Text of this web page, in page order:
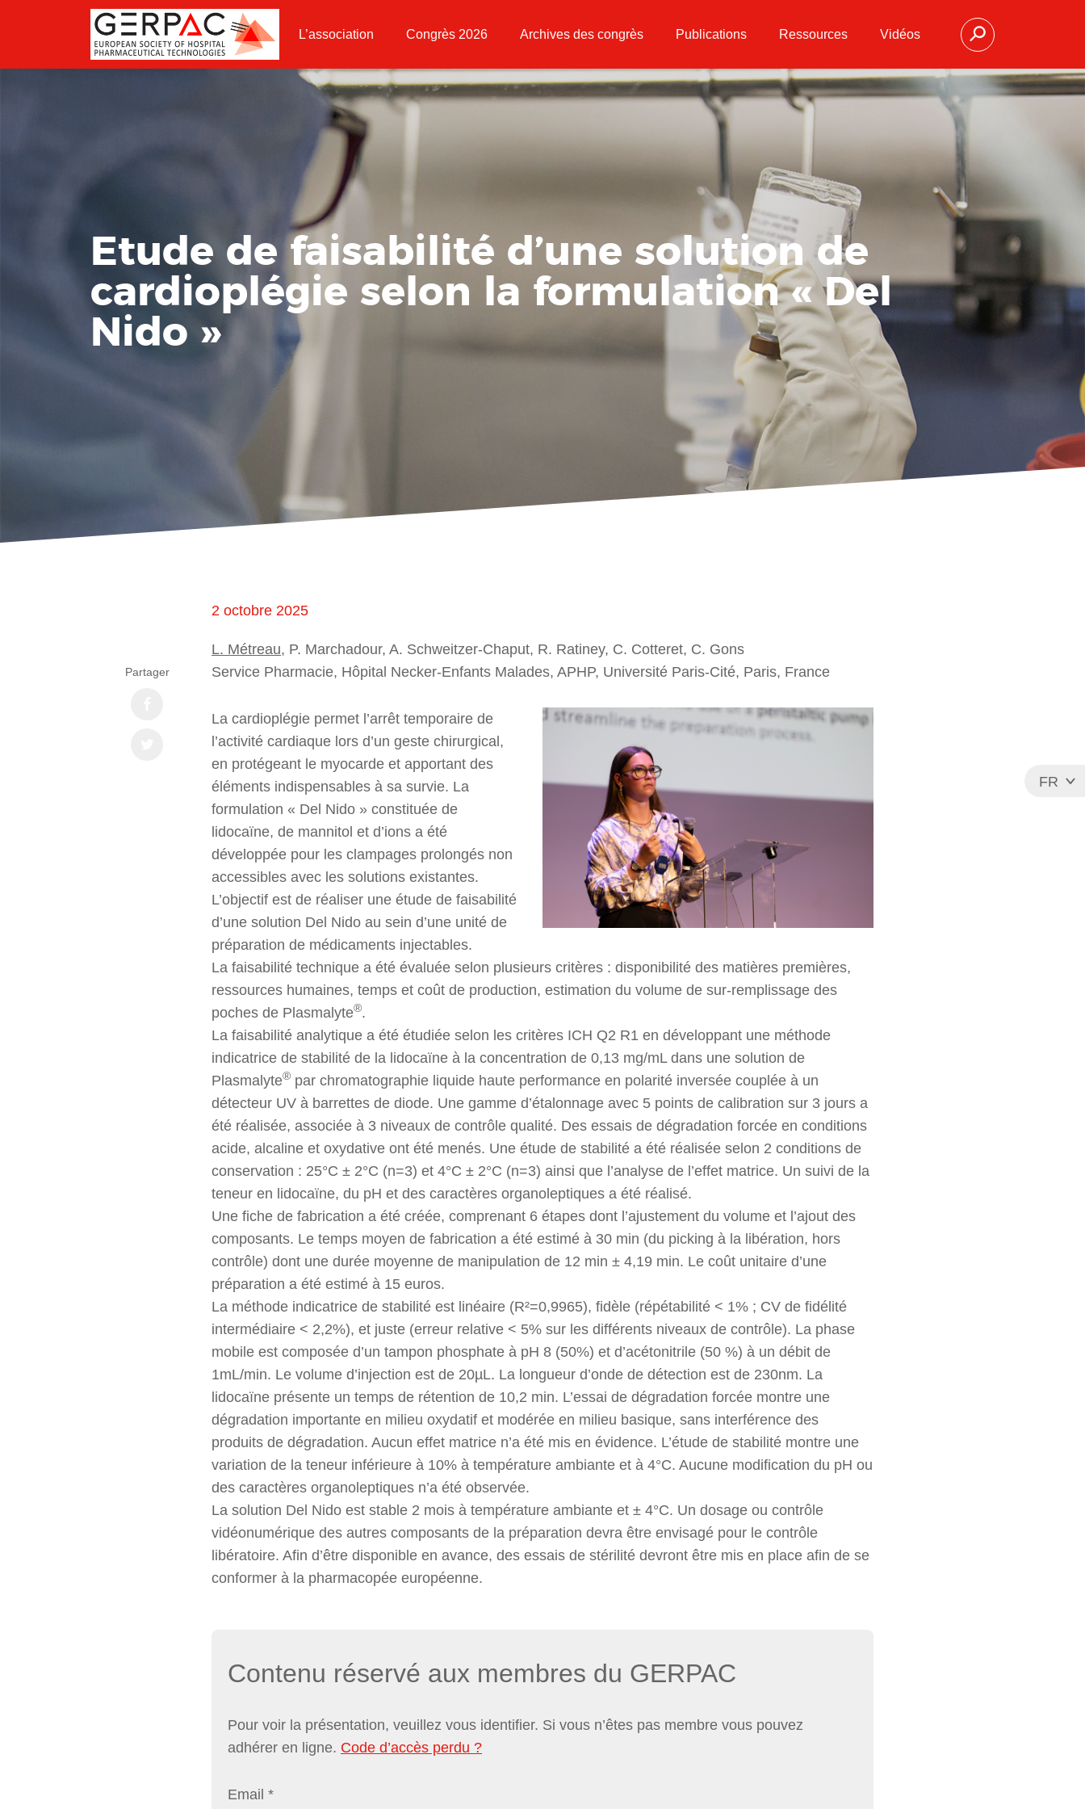
L’association Congrès 2026 Archives des congrès Publications Ressources Vidéos
FR
Etude de faisabilité d’une solution de
cardioplégie selon la formulation « Del
Nido »
2 octobre 2025
L. Métreau, P. Marchadour, A. Schweitzer-Chaput, R. Ratiney, C. Cotteret, C. Gons
Service Pharmacie, Hôpital Necker-Enfants Malades, APHP, Université Paris-Cité, Paris, France
La cardioplégie permet l’arrêt temporaire de
l’activité cardiaque lors d’un geste chirurgical,
en protégeant le myocarde et apportant des
éléments indispensables à sa survie. La
formulation « Del Nido » constituée de
lidocaïne, de mannitol et d’ions a été
développée pour les clampages prolongés non
accessibles avec les solutions existantes.
L’objectif est de réaliser une étude de faisabilité
d’une solution Del Nido au sein d’une unité de
préparation de médicaments injectables.
La faisabilité technique a été évaluée selon plusieurs critères : disponibilité des matières premières,
ressources humaines, temps et coût de production, estimation du volume de sur-remplissage des
poches de Plasmalyte®.
La faisabilité analytique a été étudiée selon les critères ICH Q2 R1 en développant une méthode
indicatrice de stabilité de la lidocaïne à la concentration de 0,13 mg/mL dans une solution de
Plasmalyte® par chromatographie liquide haute performance en polarité inversée couplée à un
détecteur UV à barrettes de diode. Une gamme d’étalonnage avec 5 points de calibration sur 3 jours a
été réalisée, associée à 3 niveaux de contrôle qualité. Des essais de dégradation forcée en conditions
acide, alcaline et oxydative ont été menés. Une étude de stabilité a été réalisée selon 2 conditions de
conservation : 25°C ± 2°C (n=3) et 4°C ± 2°C (n=3) ainsi que l’analyse de l’effet matrice. Un suivi de la
teneur en lidocaïne, du pH et des caractères organoleptiques a été réalisé.
Une fiche de fabrication a été créée, comprenant 6 étapes dont l’ajustement du volume et l’ajout des
composants. Le temps moyen de fabrication a été estimé à 30 min (du picking à la libération, hors
contrôle) dont une durée moyenne de manipulation de 12 min ± 4,19 min. Le coût unitaire d’une
préparation a été estimé à 15 euros.
La méthode indicatrice de stabilité est linéaire (R²=0,9965), fidèle (répétabilité < 1% ; CV de fidélité
intermédiaire < 2,2%), et juste (erreur relative < 5% sur les différents niveaux de contrôle). La phase
mobile est composée d’un tampon phosphate à pH 8 (50%) et d’acétonitrile (50 %) à un débit de
1mL/min. Le volume d’injection est de 20µL. La longueur d’onde de détection est de 230nm. La
lidocaïne présente un temps de rétention de 10,2 min. L’essai de dégradation forcée montre une
dégradation importante en milieu oxydatif et modérée en milieu basique, sans interférence des
produits de dégradation. Aucun effet matrice n’a été mis en évidence. L’étude de stabilité montre une
variation de la teneur inférieure à 10% à température ambiante et à 4°C. Aucune modification du pH ou
des caractères organoleptiques n’a été observée.
La solution Del Nido est stable 2 mois à température ambiante et ± 4°C. Un dosage ou contrôle
vidéonumérique des autres composants de la préparation devra être envisagé pour le contrôle
libératoire. Afin d’être disponible en avance, des essais de stérilité devront être mis en place afin de se
conformer à la pharmacopée européenne.
Contenu réservé aux membres du GERPAC
Pour voir la présentation, veuillez vous identifier. Si vous n’êtes pas membre vous pouvez
adhérer en ligne. Code d’accès perdu ?
Email *
Partager